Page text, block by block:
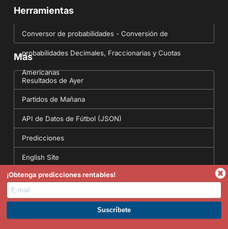
Herramientas
Conversor de probabilidades - Conversión de
probabilidades Decimales, Fraccionarias y Cuotas
Americanas
Más
Resultados de Ayer
Partidos de Mañana
API de Datos de Fútbol (JSON)
Predicciones
English Site
Síguenos
Sigue a FootyStats en los siguientes canales para
asegurarte de que nunca te pierdes una estadística o
ÚNETE A PREMIUM. GANA AHORA.
¡Obtenga predicciones rentables!